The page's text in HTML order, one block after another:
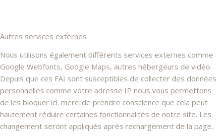
Autres services externes
Nous utilisons également différents services externes comme
Google Webfonts, Google Maps, autres hébergeurs de vidéo.
Depuis que ces FAI sont susceptibles de collecter des données
personnelles comme votre adresse IP nous vous permettons
de les bloquer ici. merci de prendre conscience que cela peut
hautement réduire certaines fonctionnalités de notre site. Les
changement seront appliqués après rechargement de la page.